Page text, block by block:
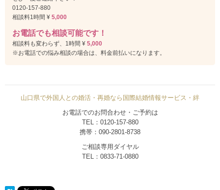
0120-157-880
相談料1時間 ¥ 5,000
お電話でも相談可能です！
相談料も変わらず、1時間 ¥ 5,000
※お電話での悩み相談の場合は、料金前払いになります。
山口県で外国人との婚活・再婚なら国際結婚情報サービス・絆
お電話でのお問合わせ・ご予約は
TEL：0120-157-880
携帯：090-2801-8738
ご相談専用ダイヤル
TEL：0833-71-0880